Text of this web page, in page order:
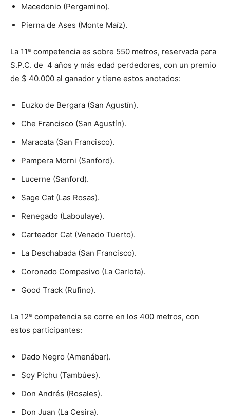
Macedonio (Pergamino).
Pierna de Ases (Monte Maíz).
La 11ª competencia es sobre 550 metros, reservada para
S.P.C. de 4 años y más edad perdedores, con un premio
de $ 40.000 al ganador y tiene estos anotados:
Euzko de Bergara (San Agustín).
Che Francisco (San Agustín).
Maracata (San Francisco).
Pampera Morni (Sanford).
Lucerne (Sanford).
Sage Cat (Las Rosas).
Renegado (Laboulaye).
Carteador Cat (Venado Tuerto).
La Deschabada (San Francisco).
Coronado Compasivo (La Carlota).
Good Track (Rufino).
La 12ª competencia se corre en los 400 metros, con
estos participantes:
Dado Negro (Amenábar).
Soy Pichu (Tambúes).
Don Andrés (Rosales).
Don Juan (La Cesira).